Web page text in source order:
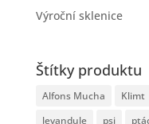
Výroční sklenice
Štítky produktu
Alfons Mucha Klimt
levandule
psi